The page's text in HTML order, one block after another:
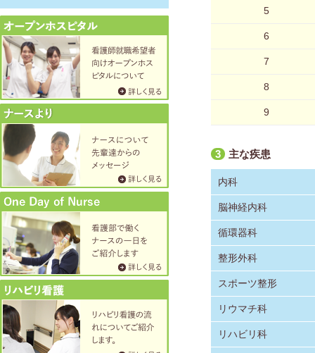
5
6
7
8
9
3 主な疾患
内科
脳神経内科
循環器科
整形外科
スポーツ整形
リウマチ科
リハビリ科